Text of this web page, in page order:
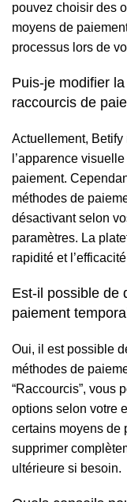
pouvez choisir des
moyens de
processus lors de
Puis-je modifier
raccourcis de
Actuellement,
l’apparence
paiement.
méthodes de
désactivant selon
paramètres. La
rapidité et
Est-il possible de
paiement
Oui, il est possible
méthodes de
“Raccourcis”, vous
options selon votre
certains moyens de
supprimer
ultérieure si besoin.